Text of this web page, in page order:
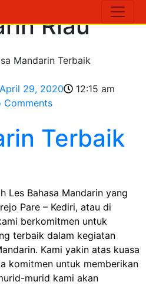
Riau
April 29, 2020
12:15 am
Comments
Terbaik
Les Bahasa Mandarin yang
Pare – Kediri, atau di
berkomitmen untuk
terbaik dalam kegiatan
Kami yakin atas kuasa
komitmen untuk memberikan
murid kami akan